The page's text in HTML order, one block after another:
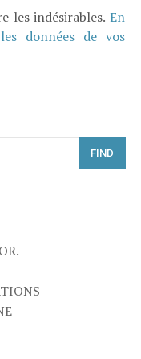
les indésirables. En
données de vos
FIND